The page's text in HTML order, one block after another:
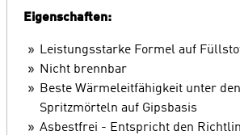
Eigenschaften:
Leistungsstarke Formel auf
Nicht brennbar
Beste Wärmeleitfähigkeit unter den
Spritzmörteln auf Gipsbasis
Asbestfrei - Entspricht den